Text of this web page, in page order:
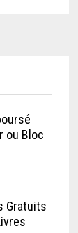
ou Bloc
Gratuits